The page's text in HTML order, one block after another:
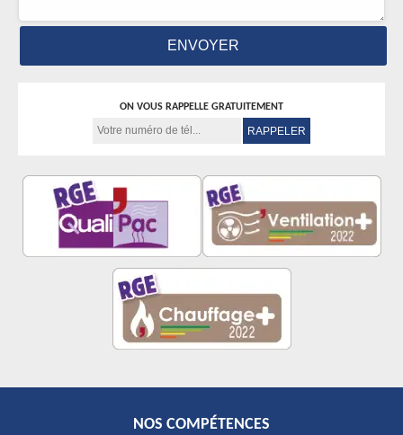
ON VOUS RAPPELLE GRATUITEMENT
NOS COMPÉTENCES